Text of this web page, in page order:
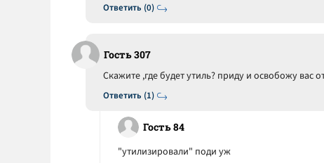
Ответить (0)
Гость 307
Ответить (1)
Скажите ,где будет утиль? приду и освобожу вас
Гость 84
"утилизировали" поди уж